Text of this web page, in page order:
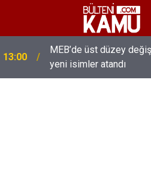
13:00
MEB’de üst düzey
yeni isimler atandı